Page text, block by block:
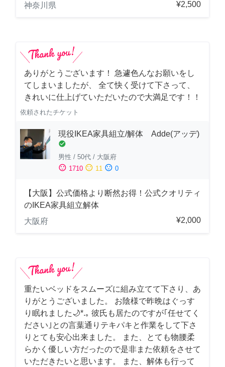
神奈川県
¥2,500
ありがとうございます！ 急遽色んなお願いをし
てしまいましたが、 全て快く受けて下さって、
きれいに仕上げていただいたので大満足です！！
依頼されたチケット
現役IKEA家具組立/解体 Adde(アッデ)
check_circle
男性 / 50代 / 大阪府
sentiment_satisfied 1710 sentiment_neutral 11 sentiment_dissatisfied 0
【大阪】公式価格より断然お得！公式クオリティ
のIKEA家具組立解体
大阪府
¥2,000
重たいベッドをスムーズに組み立てて下さり、あ
りがとうございました。 お陰様で昨晩はぐっす
り眠れました🌙*.｡ 彼氏も居たのですが｢任せてく
ださい｣との言葉通りテキパキと作業をして下さ
りとても安心出来ました。 また、とても物腰柔
らかく優しい方だったので是非また依頼をさせて
いただきたいと思います。 また、解体も行って